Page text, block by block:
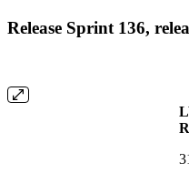
Release Sprint 136,